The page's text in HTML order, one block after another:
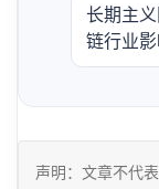
长期主
链行业
声明：文章不代